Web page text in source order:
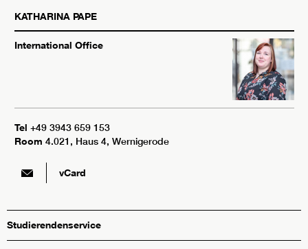
KATHARINA PAPE
International Office
Tel +49 3943 659 153
Room 4.021, Haus 4, Wernigerode
vCard
Studierendenservice